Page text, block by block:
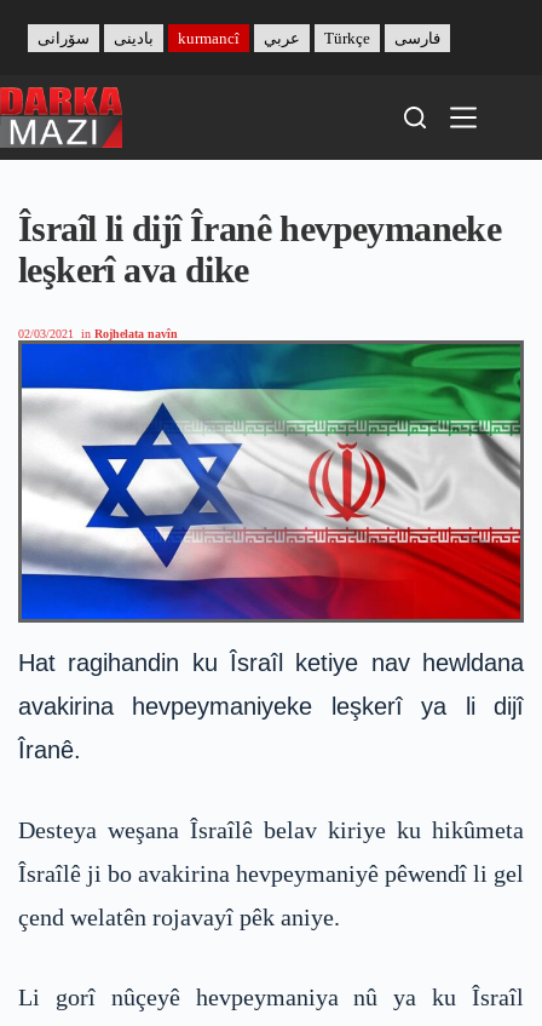
content
بادینی سۆرانی kurmancî عربي Türkçe فارسی
Îsraîl li dijî Îranê hevpeymaneke
leşkerî ava dike
02/03/2021 in Rojhelata navîn
Hat ragihandin ku Îsraîl ketiye nav hewldana
avakirina hevpeymaniyeke leşkerî ya li dijî
Îranê.
Desteya weşana Îsraîlê belav kiriye ku hikûmeta
Îsraîlê ji bo avakirina hevpeymaniyê pêwendî li gel
çend welatên rojavayî pêk aniye.
Li gorî nûçeyê hevpeymaniya nû ya ku Îsraîl